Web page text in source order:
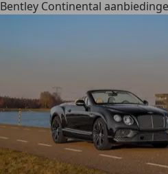
Bentley Continental